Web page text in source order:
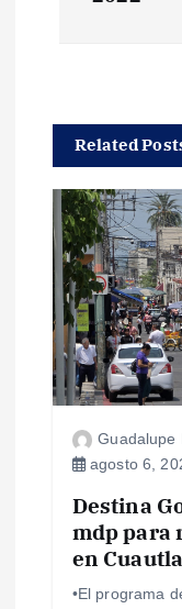
c
ó
n
d
e
Related
Guadalupe
agosto 6,
Destina
mdp para
en Cuautla
•El programa